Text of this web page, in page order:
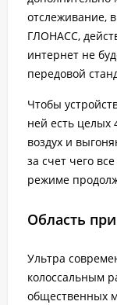
отслеживание,
ГЛОНАСС,
интернет не
передовой
Чтобы
ней есть целых
воздух и
за счет чего
режиме
Область
Ультра
колоссальным
общественных